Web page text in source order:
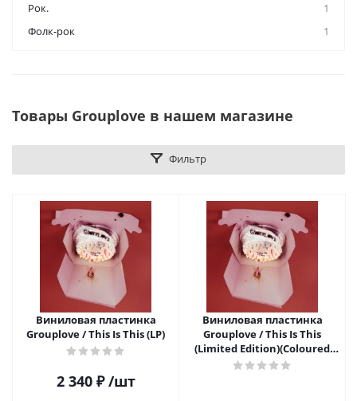
Рок.
1
Фолк-рок
1
Товары Grouplove в нашем магазине
Фильтр
Виниловая пластинка
Grouplove / This Is This (LP)
2 340₽ /шт
Виниловая пластинка
Grouplove / This Is This
(Limited Edition)(Coloured
Vinyl)(LP)